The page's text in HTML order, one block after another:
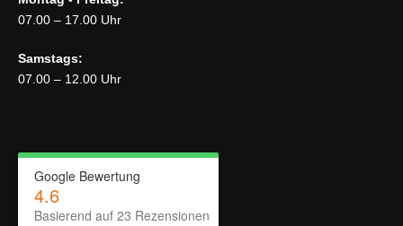
07.00 – 17.00 Uhr
Samstags:
07.00 – 12.00 Uhr
Google Bewertung
4.6
Basierend auf 23 Rezensionen